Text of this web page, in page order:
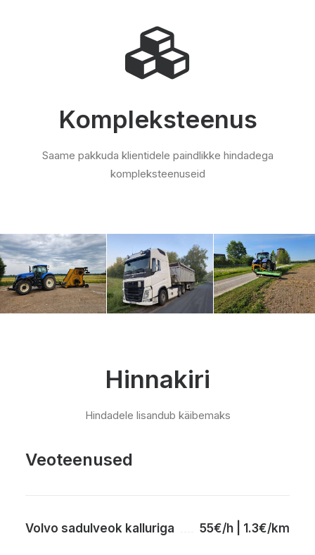
Kompleksteenus
Saame pakkuda klientidele paindlikke hindadega
kompleksteenuseid
Hinnakiri
Hindadele lisandub käibemaks
Veoteenused
Volvo sadulveok kalluriga 55€/h | 1.3€/km